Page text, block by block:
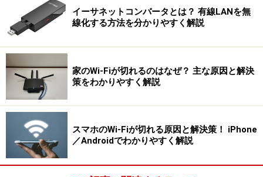
イーサネットコンバータとは？ 有線LANを無
線化する方法を分かりやすく解説
家のWi-Fiが切れるのはなぜ？ 主な原因と解決
策をわかりやすく解説
スマホのWi-Fiが切れる原因と解決策！ iPhone
／Androidでわかりやすく解説